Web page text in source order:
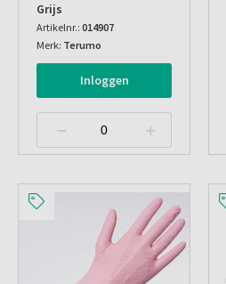
Grijs
Artikelnr.: 014907
Merk: Terumo
Inloggen